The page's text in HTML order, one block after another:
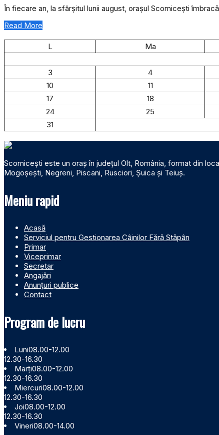
În fiecare an, la sfârșitul lunii august, orașul Scornicești
Read More
L
Ma
3
4
10
11
17
18
24
25
31
Scornicești este un oraș în județul Olt, România, format din
Mogoșești, Negreni, Piscani, Rusciori, Șuica și Teiuș.
Meniu rapid
Acasă
Serviciul pentru Gestionarea Câinilor Fără Stăpân
Primar
Viceprimar
Secretar
Angajări
Anunțuri publice
Contact
Program de lucru
Luni08.00-12.00
12.30-16.30
Marți08.00-12.00
12.30-16.30
Miercuri08.00-12.00
12.30-16.30
Joi08.00-12.00
12.30-16.30
Vineri08.00-14.00